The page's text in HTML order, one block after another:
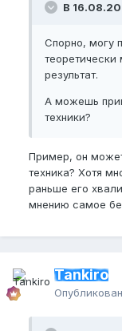
В
Спорно, могу
результат.
А можешь
техники?
Пример, он
техника? Хотя
раньше его
мнению самое
Tankiro